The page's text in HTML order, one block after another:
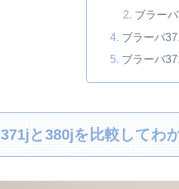
ブラー
ブラーバ
ブラーバ
371jと380jを比較してわ